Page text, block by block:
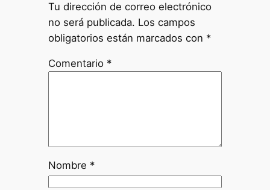
Tu dirección de correo electrónico
no será publicada. Los campos
obligatorios están marcados con *
Comentario *
Nombre *